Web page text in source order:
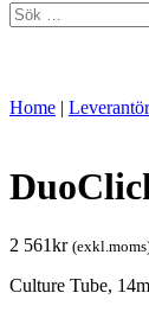
Sök
efter:
Home |
2 561kr
Culture Tube,